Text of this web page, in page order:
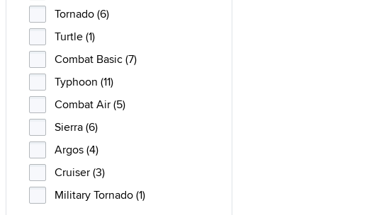
Tornado (6)
Turtle (1)
Combat Basic (7)
Typhoon (11)
Combat Air (5)
Sierra (6)
Argos (4)
Cruiser (3)
Military Tornado (1)